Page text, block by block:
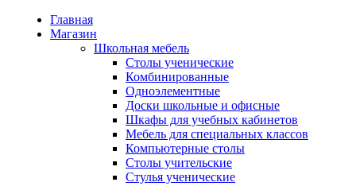
Главная
Магазин
Школьная мебель
Столы ученические
Комбинированные
Одноэлементные
Доски школьные и офисные
Шкафы для учебных кабинетов
Мебель для специальных классов
Компьютерные столы
Столы учительские
Стулья ученические